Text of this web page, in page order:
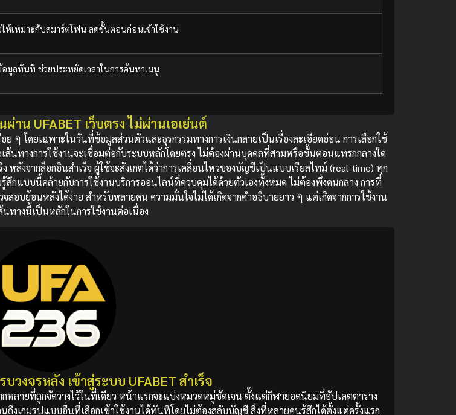
เหมาะกับสมาร์ตโฟน ลดขั้นตอนก่อนเข้าใช้งาน
มูลทันที ช่วยประหยัดเวลาในการค้นหาเมนู
าน UFABET เว็บตรง ไม่ผ่านเอเย่นต์
ๆ โดยเฉพาะในวันที่ข้อมูลส่วนตัวและธุรกรรมทางการเงินกลายเป็นเรื่องละเอียดอ่อน การเลือกใช้
ส้นทางการใช้งานจะเชื่อมต่อกับระบบหลักโดยตรง ไม่ต้องผ่านบุคคลที่สามหรือขั้นตอนแทรกกลางใด
หลังจากล็อกอินสำเร็จ ผู้ใช้จะสังเกตได้ว่าการเคลื่อนไหวของบัญชีเป็นแบบเรียลไทม์ (real-time) ทุก
กแบบนี้คล้ายกับการใช้งานบริการออนไลน์ที่ควบคุมได้ด้วยตัวเองทั้งหมด ไม่ต้องพึ่งคนกลาง การที่
อบย้อนหลังได้ง่าย สำหรับหลายคน ความมั่นใจไม่ได้เกิดจากคำอธิบายยาว ๆ แต่เกิดจากการใช้งาน
ทางนี้เป็นหลักในการใช้งานต่อเนื่อง
วงจรหลัง เข้าสู่ระบบ UFABET สำเร็จ
ลายที่ถูกจัดวางไว้ในที่เดียว หน้าแรกจะแบ่งหมวดหมู่ชัดเจน ตั้งแต่กีฬายอดนิยมที่อัปเดตตาราง
งเกมรูปแบบอื่นที่เลือกเข้าใช้งานได้ทันทีโดยไม่ต้องสลับบัญชี สิ่งที่หลายคนรู้สึกได้ตั้งแต่ครั้งแรก